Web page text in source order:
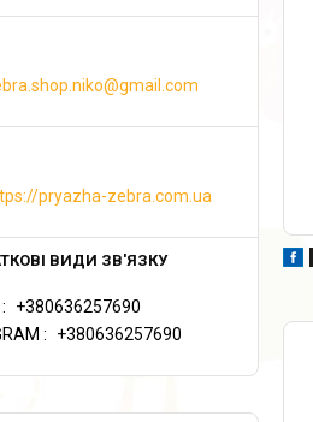
pryazha-zebra.com.ua
+380636257690
+380636257690